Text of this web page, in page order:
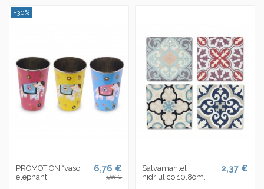
-30%
PROMOTION *vaso
elephant
6,76 €
9,66 €
Salvamantel
hidr ulico 10,8cm.
2,37 €